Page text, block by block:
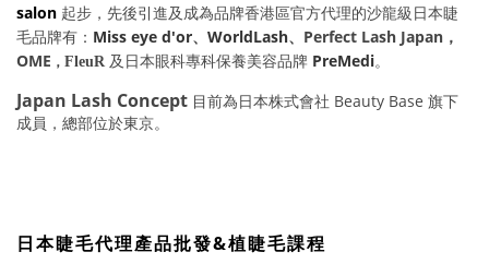
salon 起步， 先後引進及成為品牌香港區官方代理的沙龍級日本睫
毛品牌有： Miss eye d'or、 WorldLash、Perfect Lash Japan，
OME ， FleuR 及日本眼科專科保養美容品牌 PreMedi。
Japan Lash Concept 目前為日本株式會社 Beauty Base 旗下
成員，總部位於東京。
日本睫毛代理產品批發&植睫毛課程